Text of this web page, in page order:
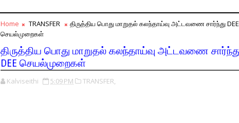
Home TRANSFER
திருத்திய பொது மாறுதல் கலந்தாய்வு அட்டவணை சார்ந்து DEE
செயல்முறைகள்
திருத்திய பொது மாறுதல் கலந்தாய்வு அட்டவணை
DEE செயல்முறைகள்
Kalviseithi 5:09 PM TRANSFER,